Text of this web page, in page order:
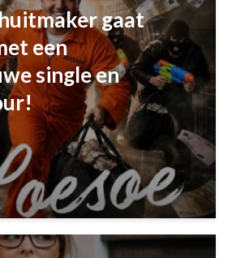
gaat
een
single en